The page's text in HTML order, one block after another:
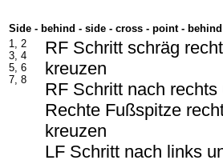
Side - behind - side - cross - point -
1, 2
3, 4
5, 6
7, 8
RF Schritt schräg
kreuzen
RF Schritt nach
Rechte Fußspitze
kreuzen
LF Schritt nach links